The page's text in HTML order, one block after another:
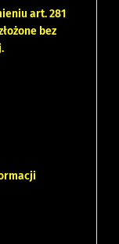
art. 281
bez